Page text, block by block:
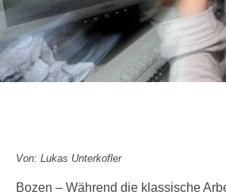
Von: Lukas Unterkofler
Bozen – Während die klassische